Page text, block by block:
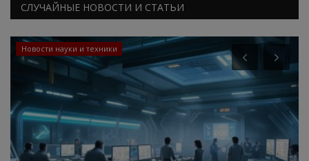
СЛУЧАЙНЫЕ НОВОСТИ И СТАТЬИ
Новости науки и техники